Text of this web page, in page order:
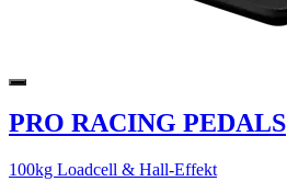
PRO RACING PEDALS
100kg Loadcell & Hall-Effekt